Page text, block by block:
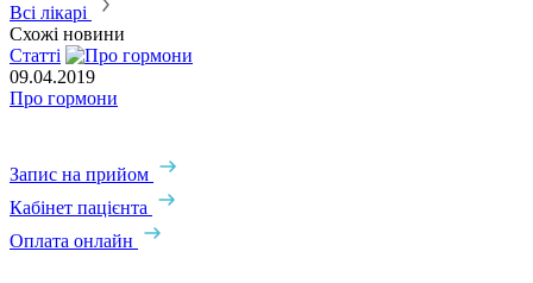
Всі лікарі
Схожі новини
Статті
09.04.2019
Про гормони
Запис на прийом
Кабінет пацієнта
Оплата онлайн